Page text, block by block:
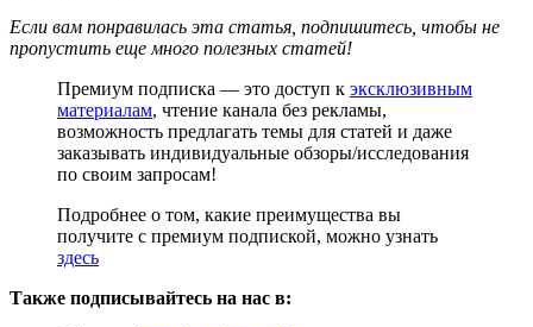
Если вам понравилась эта статья, подпишитесь, чтобы не
пропустить еще много полезных статей!
Премиум подписка — это доступ к эксклюзивным
материалам, чтение канала без рекламы,
возможность предлагать темы для статей и даже
заказывать индивидуальные обзоры/исследования
по своим запросам!
Подробнее о том, какие преимущества вы
получите с премиум подпиской, можно узнать
здесь
Также подписывайтесь на нас в: